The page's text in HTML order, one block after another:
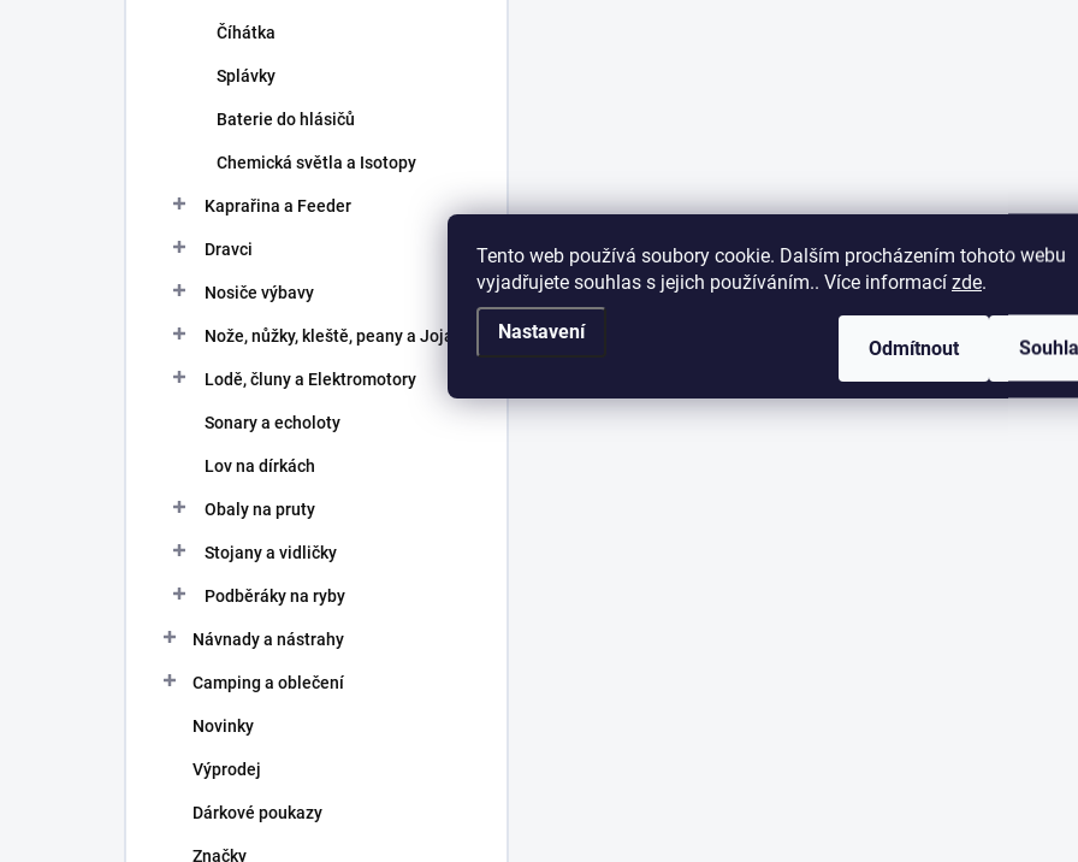
Tento web používá soubory cookie. Dalším procházením tohoto webu
vyjadřujete souhlas s jejich používáním.. Více informací zde.
Nastavení
Odmítnout
Číhátka
Splávky
Baterie do hlásičů
Chemická světla a Isotopy
Kaprařina a Feeder
Dravci
Nosiče výbavy
Nože, nůžky, kleště, peany a Joja
Lodě, čluny a Elektromotory
Sonary a echoloty
Lov na dírkách
Obaly na pruty
Stojany a vidličky
Podběráky na ryby
Návnady a nástrahy
Camping a oblečení
Novinky
Výprodej
Dárkové poukazy
Značky